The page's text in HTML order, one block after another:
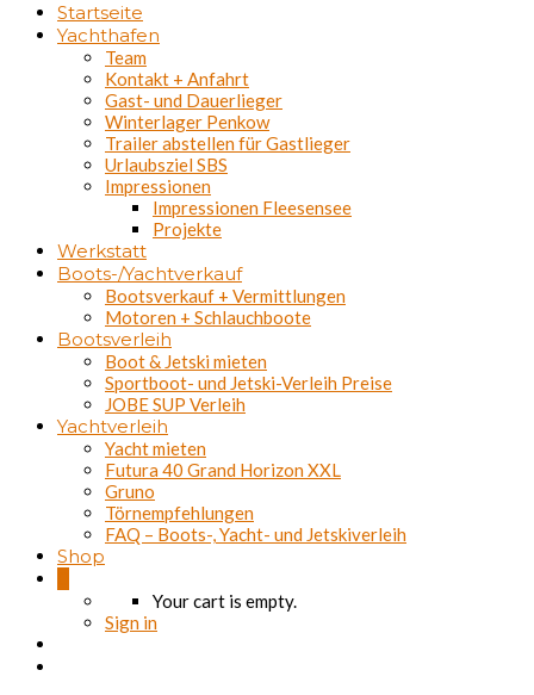
Startseite
Yachthafen
Team
Kontakt + Anfahrt
Gast- und Dauerlieger
Winterlager Penkow
Trailer abstellen für Gastlieger
Urlaubsziel SBS
Impressionen
Impressionen Fleesensee
Projekte
Werkstatt
Boots-/Yachtverkauf
Bootsverkauf + Vermittlungen
Motoren + Schlauchboote
Bootsverleih
Boot & Jetski mieten
Sportboot- und Jetski-Verleih Preise
JOBE SUP Verleih
Yachtverleih
Yacht mieten
Futura 40 Grand Horizon XXL
Gruno
Törnempfehlungen
FAQ – Boots-, Yacht- und Jetskiverleih
Shop
Your cart is empty.
Sign in